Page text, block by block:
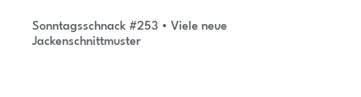
Sonntagsschnack #253 • Viele neue
Jackenschnittmuster